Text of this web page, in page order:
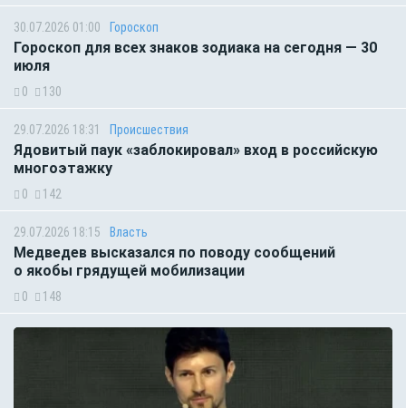
30.07.2026 01:00 Гороскоп
Гороскоп для всех знаков зодиака на сегодня — 30
июля
0 130
29.07.2026 18:31 Происшествия
Ядовитый паук «заблокировал» вход в российскую
многоэтажку
0 142
29.07.2026 18:15 Власть
Медведев высказался по поводу сообщений
о якобы грядущей мобилизации
0 148